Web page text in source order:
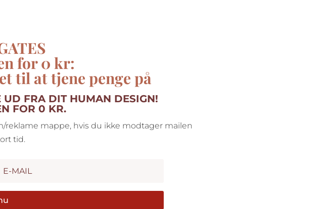
for 0 kr:
til at tjene penge på
FRA DIT HUMAN DESIGN!
FOR 0 KR.
reklame mappe, hvis du ikke modtager mailen
tid.